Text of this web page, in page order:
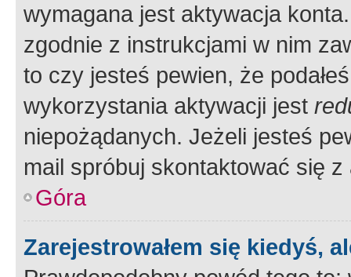
wymagana jest aktywacja
zgodnie z instrukcjami w nim
to czy jesteś pewien, że
wykorzystania aktywacji jest
niepożądanych. Jeżeli jesteś
mail spróbuj skontaktować się
Góra
Zarejestrowałem się kiedyś,